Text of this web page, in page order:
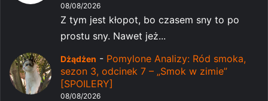
08/08/2026
Z tym jest kłopot, bo czasem sny to po
prostu sny. Nawet jeż...
Dżądżen - Pomylone Analizy: Ród smoka,
sezon 3, odcinek 7 – „Smok w zimie”
[SPOILERY]
08/08/2026